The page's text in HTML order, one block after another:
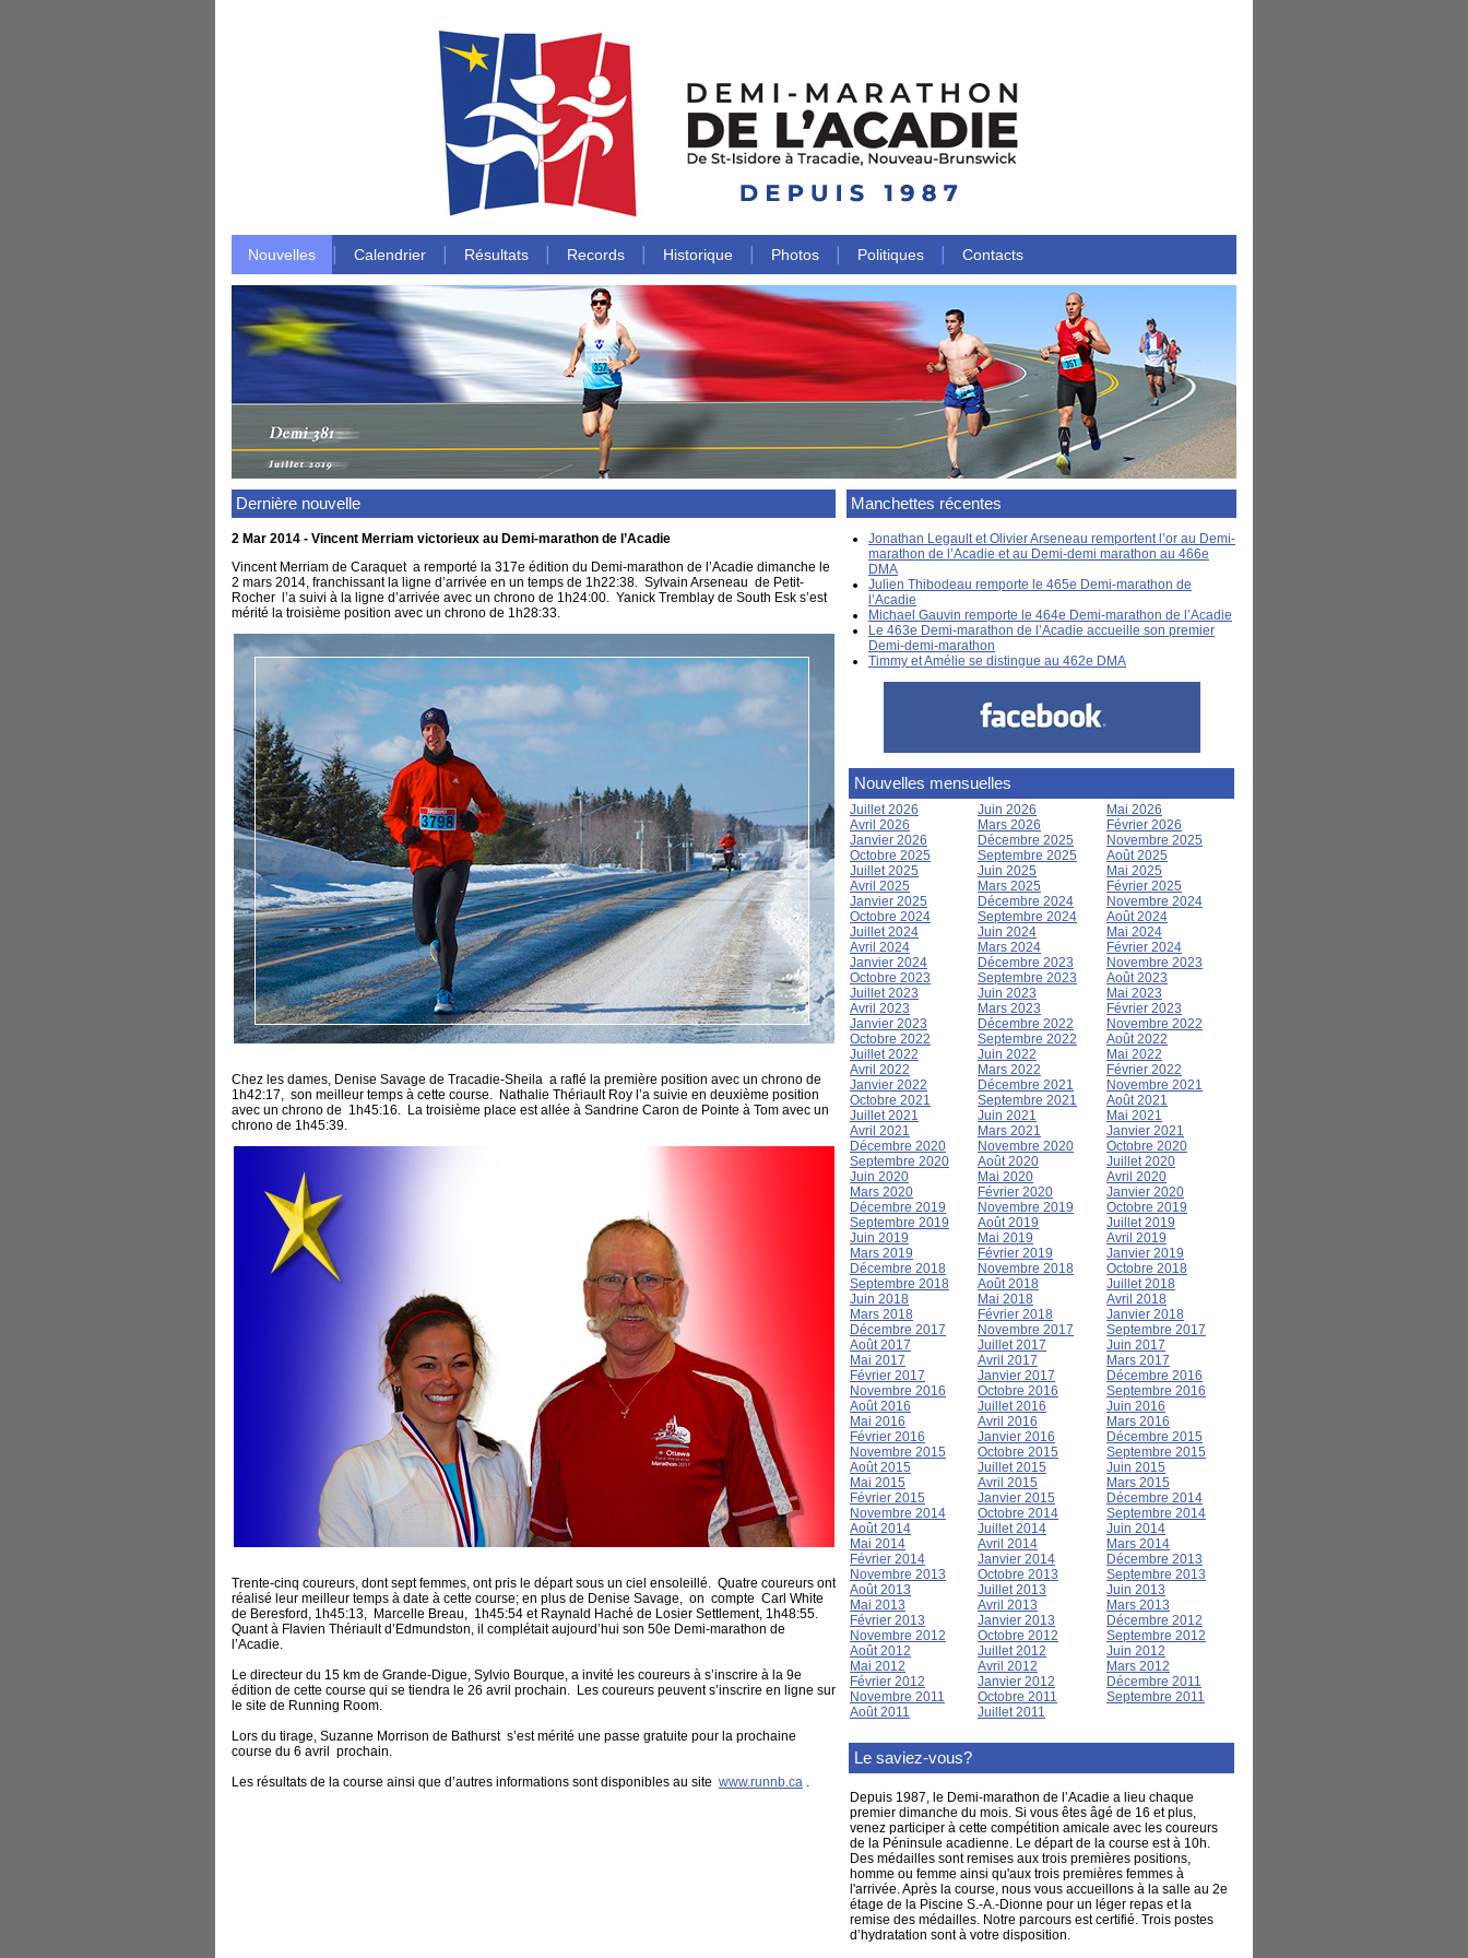
Nouvelles Calendrier Résultats Records Historique Photos Politiques Contacts
Dernière nouvelle Manchettes récentes
2 Mar 2014 - Vincent Merriam victorieux au Demi-marathon de l’Acadie
Vincent Merriam de Caraquet a remporté la 317e édition du Demi-marathon de l’Acadie dimanche le
2 mars 2014, franchissant la ligne d’arrivée en un temps de 1h22:38. Sylvain Arseneau de Petit-
Rocher l’a suivi à la ligne d’arrivée avec un chrono de 1h24:00. Yanick Tremblay de South Esk s’est
mérité la troisième position avec un chrono de 1h28:33.
Chez les dames, Denise Savage de Tracadie-Sheila a raflé la première position avec un chrono de
1h42:17, son meilleur temps à cette course. Nathalie Thériault Roy l’a suivie en deuxième position
avec un chrono de 1h45:16. La troisième place est allée à Sandrine Caron de Pointe à Tom avec un
chrono de 1h45:39.
Trente-cinq coureurs, dont sept femmes, ont pris le départ sous un ciel ensoleillé. Quatre coureurs ont
réalisé leur meilleur temps à date à cette course; en plus de Denise Savage, on compte Carl White
de Beresford, 1h45:13, Marcelle Breau, 1h45:54 et Raynald Haché de Losier Settlement, 1h48:55.
Quant à Flavien Thériault d’Edmundston, il complétait aujourd’hui son 50e Demi-marathon de
l’Acadie.
Le directeur du 15 km de Grande-Digue, Sylvio Bourque, a invité les coureurs à s’inscrire à la 9e
édition de cette course qui se tiendra le 26 avril prochain. Les coureurs peuvent s’inscrire en ligne sur
le site de Running Room.
Lors du tirage, Suzanne Morrison de Bathurst s’est mérité une passe gratuite pour la prochaine
course du 6 avril prochain.
Les résultats de la course ainsi que d’autres informations sont disponibles au site www.runnb.ca .
Jonathan Legault et Olivier Arseneau remportent l’or au Demi-
marathon de l’Acadie et au Demi-demi marathon au 466e
DMA
Julien Thibodeau remporte le 465e Demi-marathon de
l’Acadie
Michael Gauvin remporte le 464e Demi-marathon de l’Acadie
Le 463e Demi-marathon de l’Acadie accueille son premier
Demi-demi-marathon
Timmy et Amélie se distingue au 462e DMA
Nouvelles mensuelles
Juillet 2026 Juin 2026
Mai 2026
Avril 2026
Mars 2026
Février 2026
Janvier 2026
Décembre 2025
Novembre 2025
Octobre 2025
Septembre 2025
Août 2025
Juillet 2025
Juin 2025
Mai 2025
Avril 2025
Mars 2025
Février 2025
Janvier 2025
Décembre 2024
Novembre 2024
Octobre 2024
Septembre 2024
Août 2024
Juillet 2024
Juin 2024
Mai 2024
Avril 2024
Mars 2024
Février 2024
Janvier 2024
Décembre 2023
Novembre 2023
Octobre 2023
Septembre 2023
Août 2023
Juillet 2023
Juin 2023
Mai 2023
Avril 2023
Mars 2023
Février 2023
Janvier 2023
Décembre 2022
Novembre 2022
Octobre 2022
Septembre 2022
Août 2022
Juillet 2022
Juin 2022
Mai 2022
Avril 2022
Mars 2022
Février 2022
Janvier 2022
Décembre 2021
Novembre 2021
Octobre 2021
Septembre 2021
Août 2021
Juillet 2021
Juin 2021
Mai 2021
Avril 2021
Mars 2021
Janvier 2021
Décembre 2020
Novembre 2020
Octobre 2020
Septembre 2020
Août 2020
Juillet 2020
Juin 2020
Mai 2020
Avril 2020
Mars 2020
Février 2020
Janvier 2020
Décembre 2019
Novembre 2019
Octobre 2019
Septembre 2019
Août 2019
Juillet 2019
Juin 2019
Mai 2019
Avril 2019
Mars 2019
Février 2019
Janvier 2019
Décembre 2018
Novembre 2018
Octobre 2018
Septembre 2018
Août 2018
Juillet 2018
Juin 2018
Mai 2018
Avril 2018
Mars 2018
Février 2018
Janvier 2018
Décembre 2017
Novembre 2017
Septembre 2017
Août 2017
Juillet 2017
Juin 2017
Mai 2017
Avril 2017
Mars 2017
Février 2017
Janvier 2017
Décembre 2016
Novembre 2016
Octobre 2016
Septembre 2016
Août 2016
Juillet 2016
Juin 2016
Mai 2016
Avril 2016
Mars 2016
Février 2016
Janvier 2016
Décembre 2015
Novembre 2015
Octobre 2015
Septembre 2015
Août 2015
Juillet 2015
Juin 2015
Mai 2015
Avril 2015
Mars 2015
Février 2015
Janvier 2015
Décembre 2014
Novembre 2014
Octobre 2014
Septembre 2014
Août 2014
Juillet 2014
Juin 2014
Mai 2014
Avril 2014
Mars 2014
Février 2014
Janvier 2014
Décembre 2013
Novembre 2013
Octobre 2013
Septembre 2013
Août 2013
Juillet 2013
Juin 2013
Mai 2013
Avril 2013
Mars 2013
Février 2013
Janvier 2013
Décembre 2012
Novembre 2012
Octobre 2012
Septembre 2012
Août 2012
Juillet 2012
Juin 2012
Mai 2012
Avril 2012
Mars 2012
Février 2012
Janvier 2012
Décembre 2011
Novembre 2011
Octobre 2011
Septembre 2011
Août 2011
Juillet 2011
Le saviez-vous?
Depuis 1987, le Demi-marathon de l’Acadie a lieu chaque
premier dimanche du mois. Si vous êtes âgé de 16 et plus,
venez participer à cette compétition amicale avec les coureurs
de la Péninsule acadienne. Le départ de la course est à 10h.
Des médailles sont remises aux trois premières positions,
homme ou femme ainsi qu'aux trois premières femmes à
l'arrivée. Après la course, nous vous accueillons à la salle au 2e
étage de la Piscine S.-A.-Dionne pour un léger repas et la
remise des médailles. Notre parcours est certifié. Trois postes
d’hydratation sont à votre disposition.